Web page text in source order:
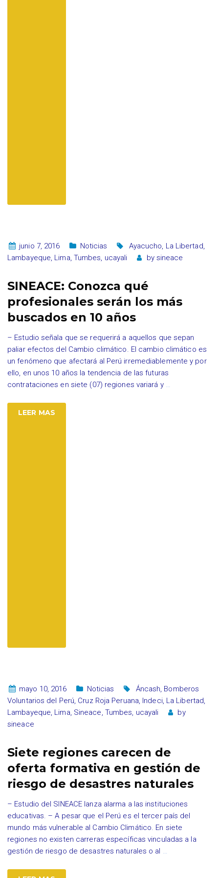
junio 7, 2016 Noticias Ayacucho, La Libertad,
Lambayeque, Lima, Tumbes, ucayali by sineace
SINEACE: Conozca qué
profesionales serán los más
buscados en 10 años
– Estudio señala que se requerirá a aquellos que sepan
paliar efectos del Cambio climático. El cambio climático es
un fenómeno que afectará al Perú irremediablemente y por
ello, en unos 10 años la tendencia de las futuras
contrataciones en siete (07) regiones variará y …
LEER MAS
mayo 10, 2016 Noticias Áncash, Bomberos
Voluntarios del Perú, Cruz Roja Peruana, Indeci, La Libertad,
Lambayeque, Lima, Sineace, Tumbes, ucayali
by
sineace
Siete regiones carecen de
oferta formativa en gestión de
riesgo de desastres naturales
– Estudio del SINEACE lanza alarma a las instituciones
educativas. – A pesar que el Perú es el tercer país del
mundo más vulnerable al Cambio Climático. En siete
regiones no existen carreras específicas vinculadas a la
gestión de riesgo de desastres naturales o al …